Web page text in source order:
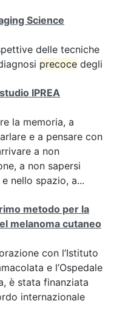
Science
delle tecniche
precoce degli
IPREA
la memoria, a
e a pensare con
a non
a non sapersi
nello spazio, a...
metodo per la
melanoma cutaneo
con l’Istituto
e l’Ospedale
è stata finanziata
internazionale